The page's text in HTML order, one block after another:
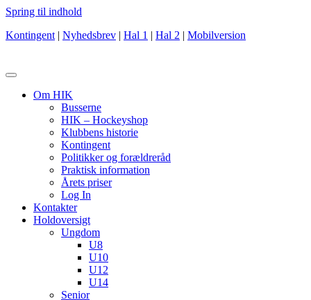
Spring til indhold
Kontingent | Nyhedsbrev | Hal 1 | Hal 2 | Mobilversion
Om HIK
Busserne
HIK – Hockeyshop
Klubbens historie
Kontingent
Politikker og forældreråd
Praktisk information
Årets priser
Log In
Kontakter
Holdoversigt
Ungdom
U8
U10
U12
U14
Senior